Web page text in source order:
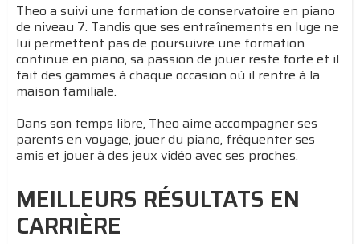
Theo a suivi une formation de conservatoire en piano
de niveau 7. Tandis que ses entraînements en luge ne
lui permettent pas de poursuivre une formation
continue en piano, sa passion de jouer reste forte et il
fait des gammes à chaque occasion où il rentre à la
maison familiale.
Dans son temps libre, Theo aime accompagner ses
parents en voyage, jouer du piano, fréquenter ses
amis et jouer à des jeux vidéo avec ses proches.
MEILLEURS RÉSULTATS EN
CARRIÈRE